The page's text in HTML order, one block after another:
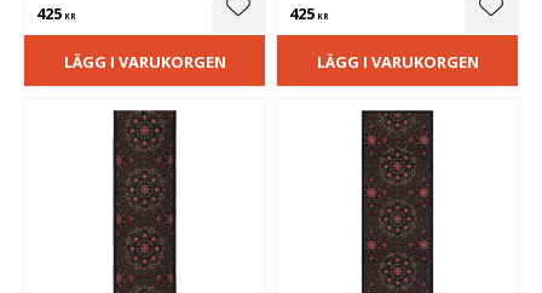
425 KR Lägg till i favoriter
LÄGG I VARUKORGEN
425 KR
LÄGG I VARUKORGEN